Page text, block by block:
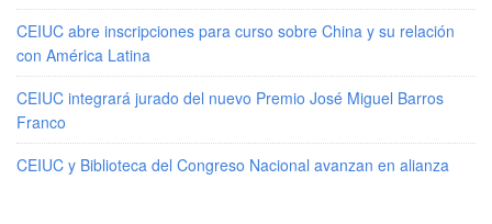
CEIUC abre inscripciones para curso sobre China y su relación
con América Latina
CEIUC integrará jurado del nuevo Premio José Miguel Barros
Franco
CEIUC y Biblioteca del Congreso Nacional avanzan en alianza